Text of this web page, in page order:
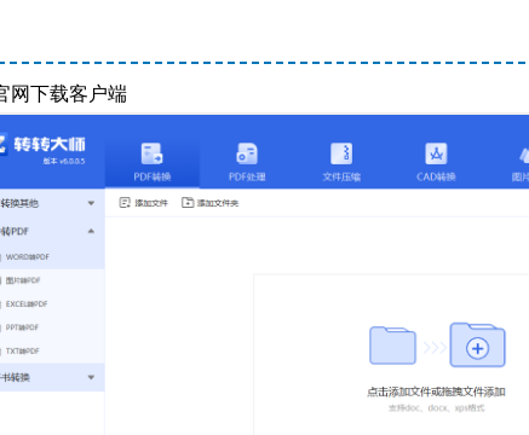
网下载客户端